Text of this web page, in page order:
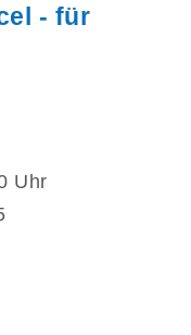
- für
Uhr